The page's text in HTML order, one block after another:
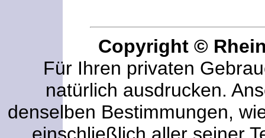
Copyright ©
Für Ihren privaten
natürlich ausdrucken.
denselben Bestimmungen,
einschließlich aller seiner